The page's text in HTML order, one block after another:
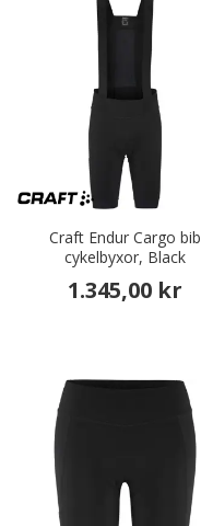
Craft Endur Cargo bib
cykelbyxor, Black
1.345,00 kr